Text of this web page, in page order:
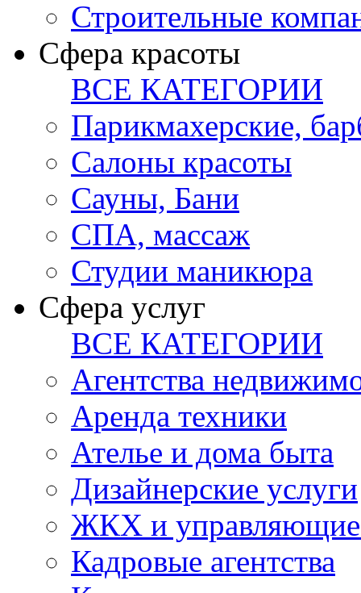
Строительные
Сфера красоты
ВСЕ КАТЕГОРИИ
Парикмахерские,
Салоны красоты
Сауны, Бани
СПА, массаж
Студии маникюра
Сфера услуг
ВСЕ КАТЕГОРИИ
Агентства
Аренда техники
Ателье и дома быта
Дизайнерские услуги
ЖКХ и управляющие
Кадровые агентства